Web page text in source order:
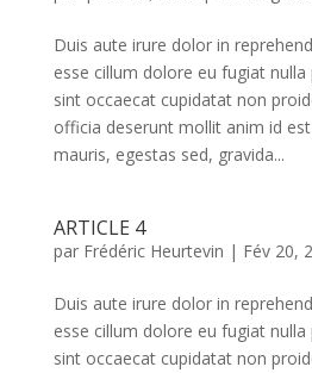
Duis aute irure dolor in
esse cillum dolore eu fugiat nulla
sint occaecat cupidatat non
officia deserunt mollit anim id
mauris, egestas sed, gravida...
ARTICLE 4
par Frédéric Heurtevin | Fév 20,
Duis aute irure dolor in
esse cillum dolore eu fugiat nulla
sint occaecat cupidatat non